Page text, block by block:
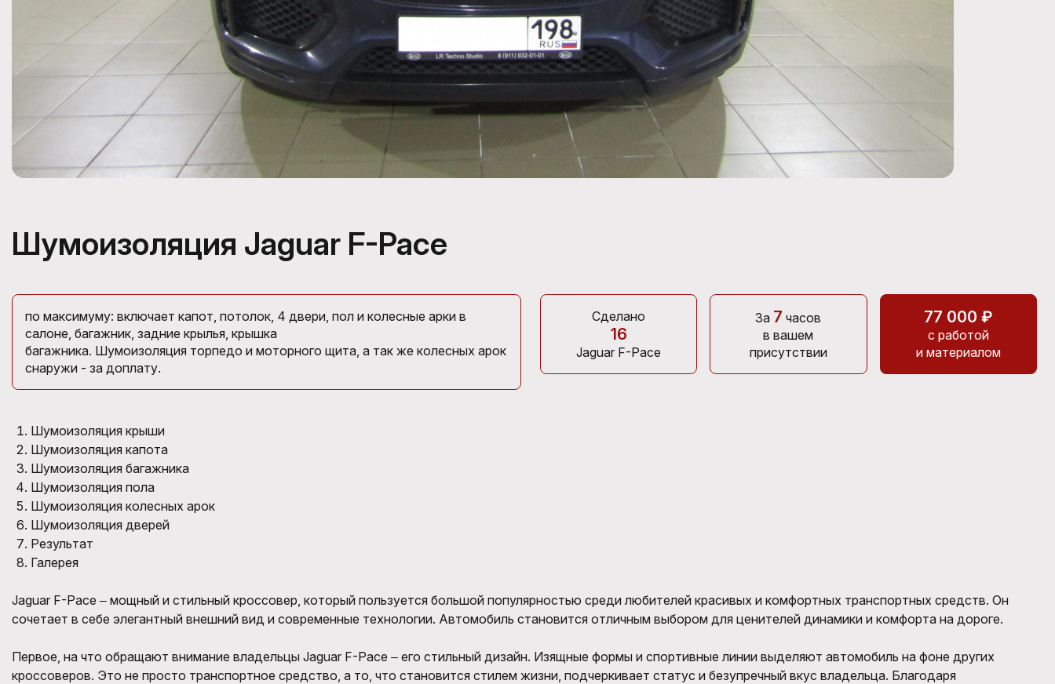
Шумоизоляция Jaguar F-Pace
по максимуму: включает капот, потолок, 4 двери, пол и колесные арки в
салоне, багажник, задние крылья, крышка
багажника. Шумоизоляция торпедо и моторного щита, а так же колесных арок
снаружи - за доплату.
Сделано
16
Jaguar F-Pace
За 7 часов
в вашем
присутствии
77 000 ₽
с работой
и материалом
Шумоизоляция крыши
Шумоизоляция капота
Шумоизоляция багажника
Шумоизоляция пола
Шумоизоляция колесных арок
Шумоизоляция дверей
Результат
Галерея
Jaguar F-Pace ‒ мощный и стильный кроссовер, который пользуется большой популярностью среди любителей красивых и комфортных транспортных средств. Он
сочетает в себе элегантный внешний вид и современные технологии. Автомобиль становится отличным выбором для ценителей динамики и комфорта на дороге.
Первое, на что обращают внимание владельцы Jaguar F-Pace ‒ его стильный дизайн. Изящные формы и спортивные линии выделяют автомобиль на фоне других
кроссоверов. Это не просто транспортное средство, а то, что становится стилем жизни, подчеркивает статус и безупречный вкус владельца. Благодаря